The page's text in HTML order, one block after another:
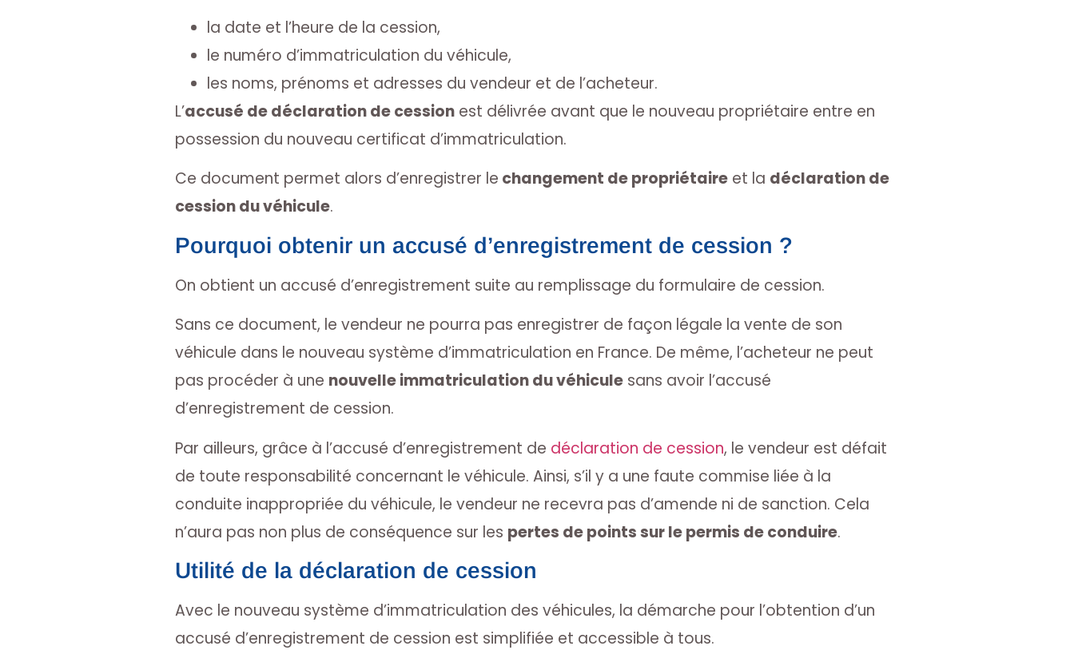
la date et l’heure de la cession,
le numéro d’immatriculation du véhicule,
les noms, prénoms et adresses du vendeur et de l’acheteur.
L’accusé de déclaration de cessionest délivrée avant que le nouveau propriétaire entre en
possession du nouveau certificat d’immatriculation.
Ce document permet alors d’enregistrer le changement de propriétaireet la déclaration de
cession du véhicule.
Pourquoi obtenir un accusé d’enregistrement de cession ?
On obtient un accusé d’enregistrement suite au remplissage du formulaire de cession.
Sans ce document, le vendeur ne pourra pas enregistrer de façon légale la vente de son
véhicule dans le nouveau système d’immatriculation en France. De même, l’acheteur ne peut
pas procéder à une nouvelle immatriculation du véhiculesans avoir l’accusé
d’enregistrement de cession.
Par ailleurs, grâce à l’accusé d’enregistrement de déclaration de cession, le vendeur est défait
de toute responsabilité concernant le véhicule. Ainsi, s’il y a une faute commise liée à la
conduite inappropriée du véhicule, le vendeur ne recevra pas d’amende ni de sanction. Cela
n’aura pas non plus de conséquence sur les pertes de points sur le permis de conduire.
Utilité de la déclaration de cession
Avec le nouveau système d’immatriculation des véhicules, la démarche pour l’obtention d’un
accusé d’enregistrement de cession est simplifiée et accessible à tous.